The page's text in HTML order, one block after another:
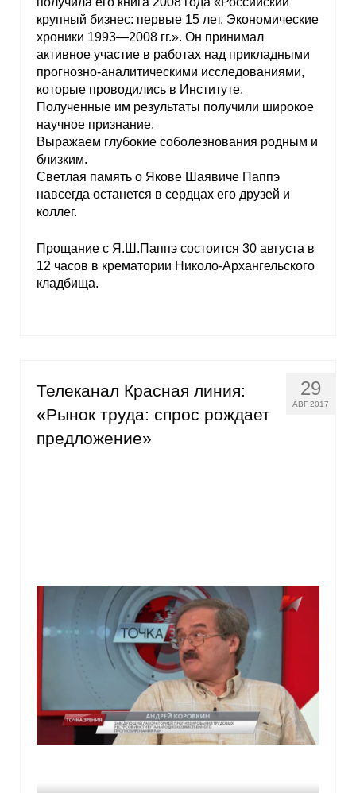
крупный бизнес: первые 15 лет. Экономические
хроники 1993—2008 гг.». Он принимал
активное участие в работах над прикладными
прогнозно-аналитическими исследованиями,
которые проводились в Институте.
Полученные им результаты получили широкое
научное признание.
Выражаем глубокие соболезнования родным и
близким.
Светлая память о Якове Шаявиче Паппэ
навсегда останется в сердцах его друзей и
коллег.
Прощание с Я.Ш.Паппэ состоится 30 августа в
12 часов в крематории Николо-Архангельского
кладбища.
29
АВГ 2017
Телеканал Красная линия:
«Рынок труда: спрос рождает
предложение»